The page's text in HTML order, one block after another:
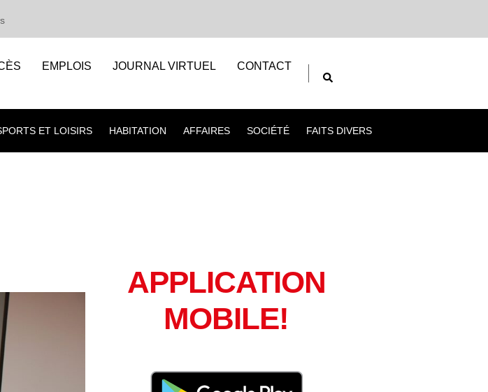
EMPLOIS JOURNAL VIRTUEL CONTACT
ET LOISIRS HABITATION AFFAIRES SOCIÉTÉ FAITS DIVERS
APPLICATION
MOBILE!